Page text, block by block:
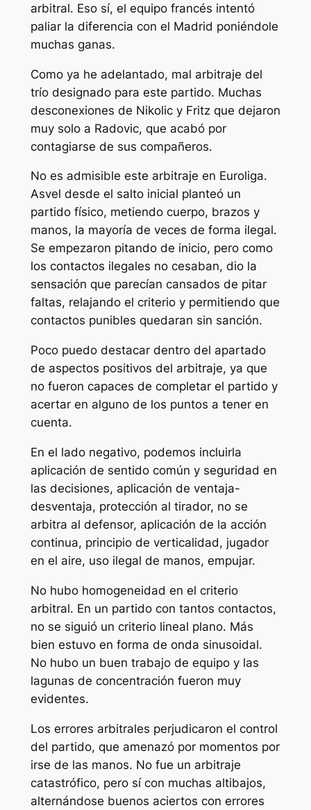
arbitral. Eso sí, el equipo francés intentó
paliar la diferencia con el Madrid poniéndole
muchas ganas.
Como ya he adelantado, mal arbitraje del
trío designado para este partido. Muchas
desconexiones de Nikolic y Fritz que dejaron
muy solo a Radovic, que acabó por
contagiarse de sus compañeros.
No es admisible este arbitraje en Euroliga.
Asvel desde el salto inicial planteó un
partido físico, metiendo cuerpo, brazos y
manos, la mayoría de veces de forma ilegal.
Se empezaron pitando de inicio, pero como
los contactos ilegales no cesaban, dio la
sensación que parecían cansados de pitar
faltas, relajando el criterio y permitiendo que
contactos punibles quedaran sin sanción.
Poco puedo destacar dentro del apartado
de aspectos positivos del arbitraje, ya que
no fueron capaces de completar el partido y
acertar en alguno de los puntos a tener en
cuenta.
En el lado negativo, podemos incluirla
aplicación de sentido común y seguridad en
las decisiones, aplicación de ventaja-
desventaja, protección al tirador, no se
arbitra al defensor, aplicación de la acción
continua, principio de verticalidad, jugador
en el aire, uso ilegal de manos, empujar.
No hubo homogeneidad en el criterio
arbitral. En un partido con tantos contactos,
no se siguió un criterio lineal plano. Más
bien estuvo en forma de onda sinusoidal.
No hubo un buen trabajo de equipo y las
lagunas de concentración fueron muy
evidentes.
Los errores arbitrales perjudicaron el control
del partido, que amenazó por momentos por
irse de las manos. No fue un arbitraje
catastrófico, pero sí con muchas altibajos,
alternándose buenos aciertos con errores